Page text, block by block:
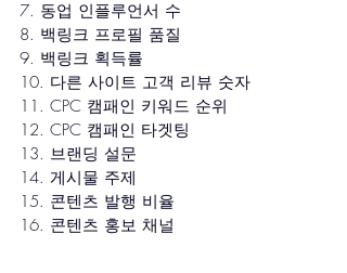
7. 동업 인플루언서 수
8. 백링크 프로필 품질
9. 백링크 획득률
10. 다른 사이트 고객 리뷰 숫자
11. CPC 캠패인 키워드 순위
12. CPC 캠패인 타겟팅
13. 브랜딩 설문
14. 게시물 주제
15. 콘텐츠 발행 비율
16. 콘텐츠 홍보 채널